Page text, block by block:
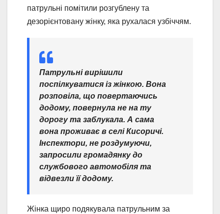
патрульні помітили розгублену та
дезорієнтовану жінку, яка рухалася узбіччям.
Патрульні вирішили
поспілкуватися із жінкою. Вона
розповіла, що повертаючись
додому, повернула не на ту
дорогу та заблукала. А сама
вона проживає в селі Кисоричі.
Інспектори, не роздумуючи,
запросили громадянку до
службового автомобіля та
відвезли її додому.
Жінка щиро подякувала патрульним за